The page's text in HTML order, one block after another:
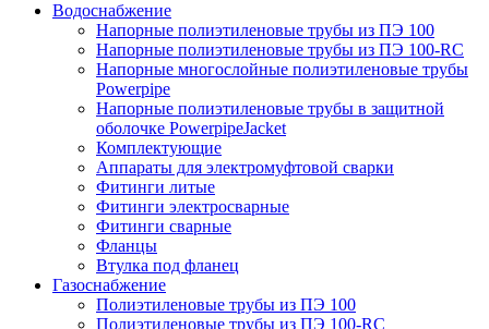
Водоснабжение
Напорные полиэтиленовые трубы из ПЭ 100
Напорные полиэтиленовые трубы из ПЭ 100-RC
Напорные многослойные полиэтиленовые трубы
Powerpipe
Напорные полиэтиленовые трубы в защитной
оболочке PowerpipeJacket
Комплектующие
Аппараты для электромуфтовой сварки
Фитинги литые
Фитинги электросварные
Фитинги сварные
Фланцы
Втулка под фланец
Газоснабжение
Полиэтиленовые трубы из ПЭ 100
Полиэтиленовые трубы из ПЭ 100-RC